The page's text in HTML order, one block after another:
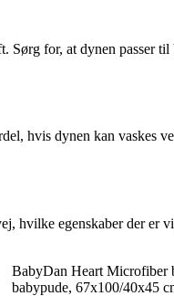
for, at dynen passer
hvis dynen kan vaskes
hvilke egenskaber der
BabyDan Heart Microfiber
babypude, 67x100/40x45